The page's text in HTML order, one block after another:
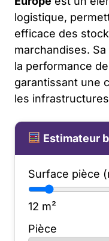
logistique,
efficace des
marchandises.
la performance
garantissant une
les
Estimateur
Surface pièce
12 m²
Pièce